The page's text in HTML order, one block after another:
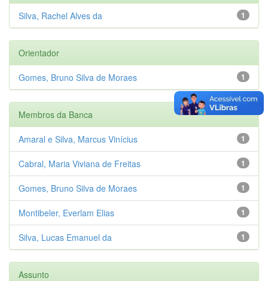
1
Silva, Rachel Alves da
Orientador
1
Gomes, Bruno Silva de Moraes
Membros da Banca
1
Amaral e Silva, Marcus Vinícius
1
Cabral, Maria Viviana de Freitas
1
Gomes, Bruno Silva de Moraes
1
Montibeler, Everlam Elias
1
Silva, Lucas Emanuel da
Assunto